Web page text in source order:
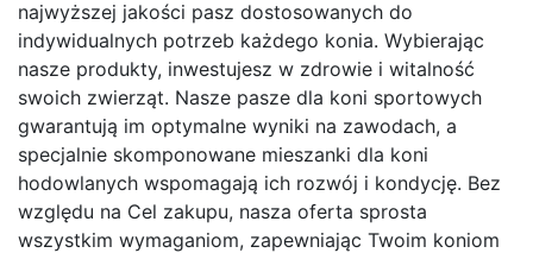
najwyższej jakości pasz dostosowanych do
indywidualnych potrzeb każdego konia. Wybierając
nasze produkty, inwestujesz w zdrowie i witalność
swoich zwierząt. Nasze pasze dla koni sportowych
gwarantują im optymalne wyniki na zawodach, a
specjalnie skomponowane mieszanki dla koni
hodowlanych wspomagają ich rozwój i kondycję. Bez
względu na Cel zakupu, nasza oferta sprosta
wszystkim wymaganiom, zapewniając Twoim koniom